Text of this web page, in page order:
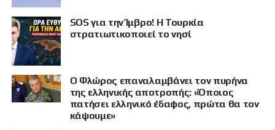
SOS για την Ίμβρο! Η Τουρκία
στρατιωτικοποιεί το νησί
Ο Φλώρος επαναλαμβάνει τον πυρήνα
της ελληνικής αποτροπής: «Όποιος
πατήσει ελληνικό έδαφος, πρώτα θα τον
κάψουμε»